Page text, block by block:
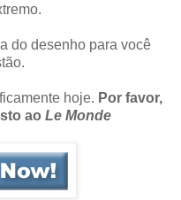
do desenho para você
hoje. Por favor,
ao Le Monde